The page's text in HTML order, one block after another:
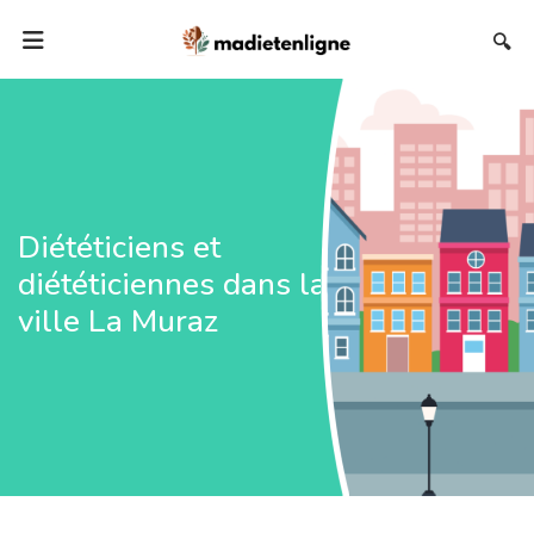
🔍
Diététiciens et
diététiciennes dans la
ville La Muraz